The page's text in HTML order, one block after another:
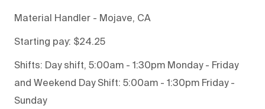
Material Handler - Mojave, CA
Starting pay: $24.25
Shifts: Day shift, 5:00am - 1:30pm Monday - Friday
and Weekend Day Shift: 5:00am - 1:30pm Friday -
Sunday